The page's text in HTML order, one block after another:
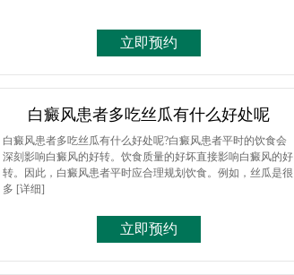
立即预约
白癜风患者多吃丝瓜有什么好处呢
白癜风患者多吃丝瓜有什么好处呢?白癜风患者平时的饮食会
深刻影响白癜风的好转。饮食质量的好坏直接影响白癜风的好
转。因此，白癜风患者平时应合理规划饮食。例如，丝瓜是很
多 [详细]
立即预约